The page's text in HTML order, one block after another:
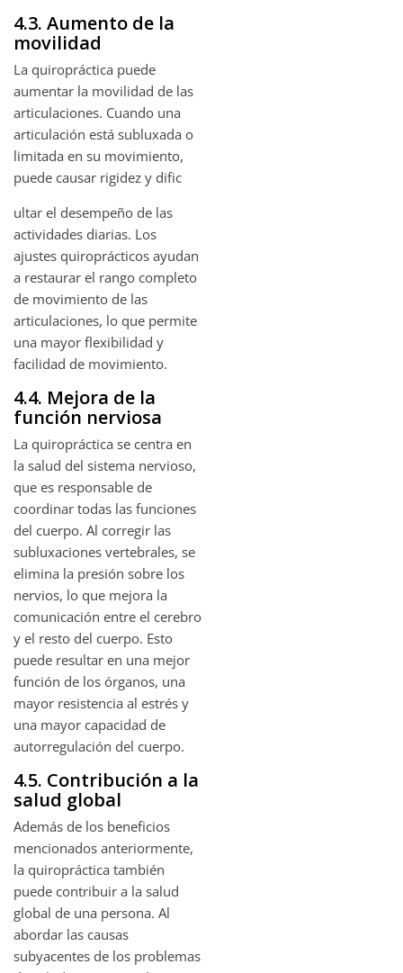
4.3. Aumento de la
movilidad
La quiropráctica puede
aumentar la movilidad de las
articulaciones. Cuando una
articulación está subluxada o
limitada en su movimiento,
puede causar rigidez y dific
ultar el desempeño de las
actividades diarias. Los
ajustes quiroprácticos ayudan
a restaurar el rango completo
de movimiento de las
articulaciones, lo que permite
una mayor flexibilidad y
facilidad de movimiento.
4.4. Mejora de la
función nerviosa
La quiropráctica se centra en
la salud del sistema nervioso,
que es responsable de
coordinar todas las funciones
del cuerpo. Al corregir las
subluxaciones vertebrales, se
elimina la presión sobre los
nervios, lo que mejora la
comunicación entre el cerebro
y el resto del cuerpo. Esto
puede resultar en una mejor
función de los órganos, una
mayor resistencia al estrés y
una mayor capacidad de
autorregulación del cuerpo.
4.5. Contribución a la
salud global
Además de los beneficios
mencionados anteriormente,
la quiropráctica también
puede contribuir a la salud
global de una persona. Al
abordar las causas
subyacentes de los problemas